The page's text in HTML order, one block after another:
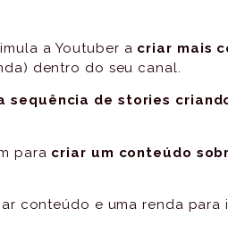
a Youtuber a criar mais
dentro do seu canal.
sequência de stories
para criar um conteúdo
conteúdo e uma renda para